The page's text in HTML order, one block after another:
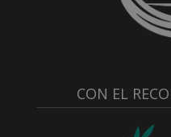
CON EL